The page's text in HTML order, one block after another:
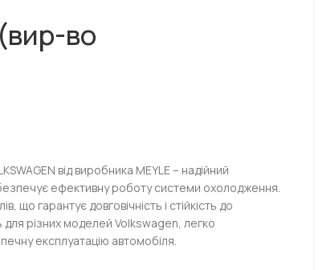
во
від виробника MEYLE – надійний
ефективну роботу системи охолодження.
що гарантує довговічність і стійкість до
різних моделей Volkswagen, легко
експлуатацію автомобіля.